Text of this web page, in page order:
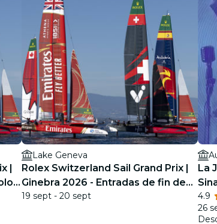
|
Lake Geneva
Rolex Switzerland Sail Grand Prix |
Ginebra 2026 - Entradas de fin de
semana
19 sept - 20 sept
La
4.9
26